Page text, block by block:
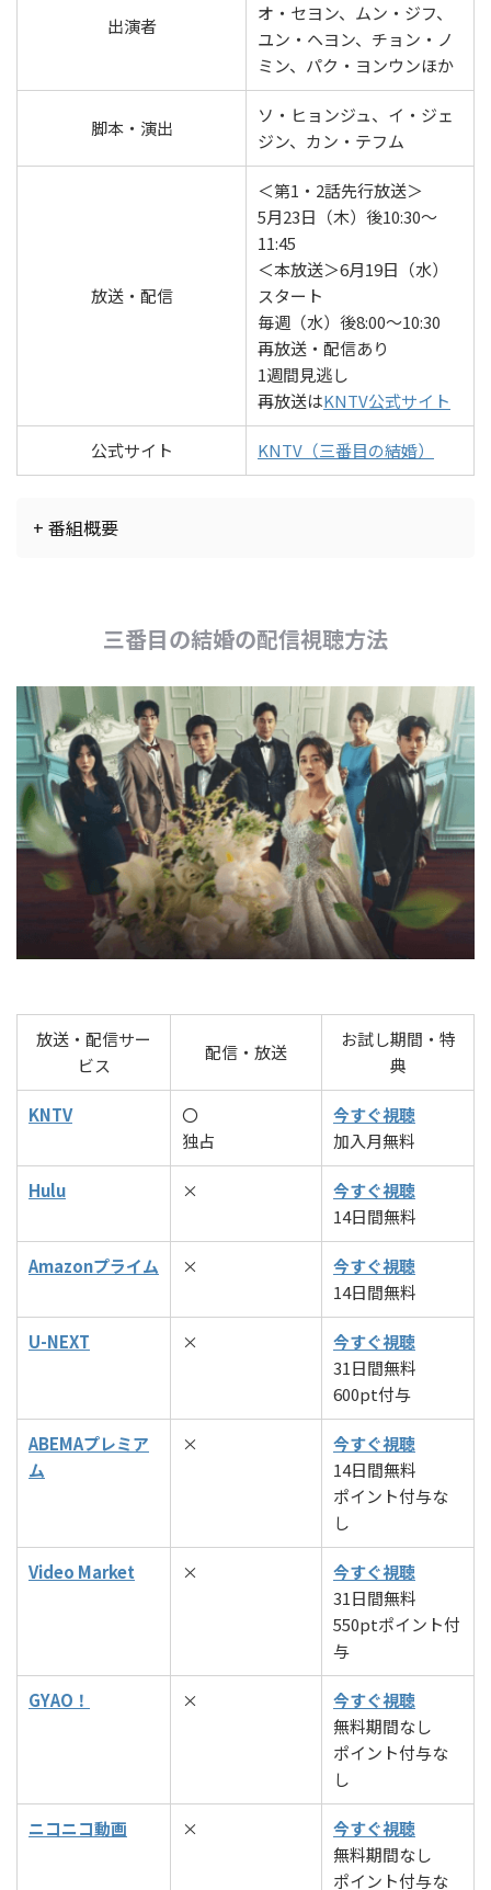
出演者
オ・セヨン、ムン・ジフ、
ユン・ヘヨン、チョン・ノ
ミン、パク・ヨンウンほか
脚本・演出
ソ・ヒョンジュ、イ・ジェ
ジン、カン・テフム
放送・配信
＜第1・2話先行放送＞
5月23日（木）後10:30～
11:45
＜本放送＞6月19日（水）
スタート
毎週（水）後8:00～10:30
再放送・配信あり
1週間見逃し
再放送はKNTV公式サイト
公式サイト KNTV（三番目の結婚）
+ 番組概要
三番目の結婚の配信視聴方法
放送・配信サー
ビス
配信・放送
お試し期間・特
典
KNTV
〇
独占
今すぐ視聴
加入月無料
Hulu ×
今すぐ視聴
14日間無料
Amazonプライム ×
今すぐ視聴
14日間無料
U-NEXT ×
今すぐ視聴
31日間無料
600pt付与
ABEMAプレミア
ム
×
今すぐ視聴
14日間無料
ポイント付与な
し
Video Market ×
今すぐ視聴
31日間無料
550ptポイント付
与
GYAO！ ×
今すぐ視聴
無料期間なし
ポイント付与な
し
ニコニコ動画 ×
今すぐ視聴
無料期間なし
ポイント付与な